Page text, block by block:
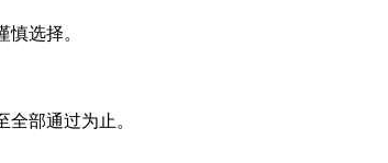
选择。
部通过为止。